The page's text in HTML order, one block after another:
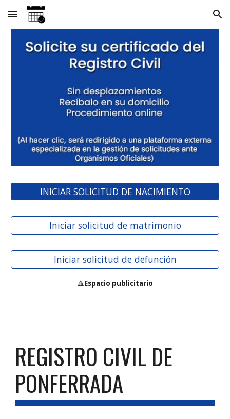
Skip to main content Skip to navigation
INICIAR SOLICITUD DE NACIMIENTO
Iniciar solicitud de matrimonio
Iniciar solicitud de defunción
🔺Espacio publicitario
REGISTRO CIVIL DE
PONFERRADA